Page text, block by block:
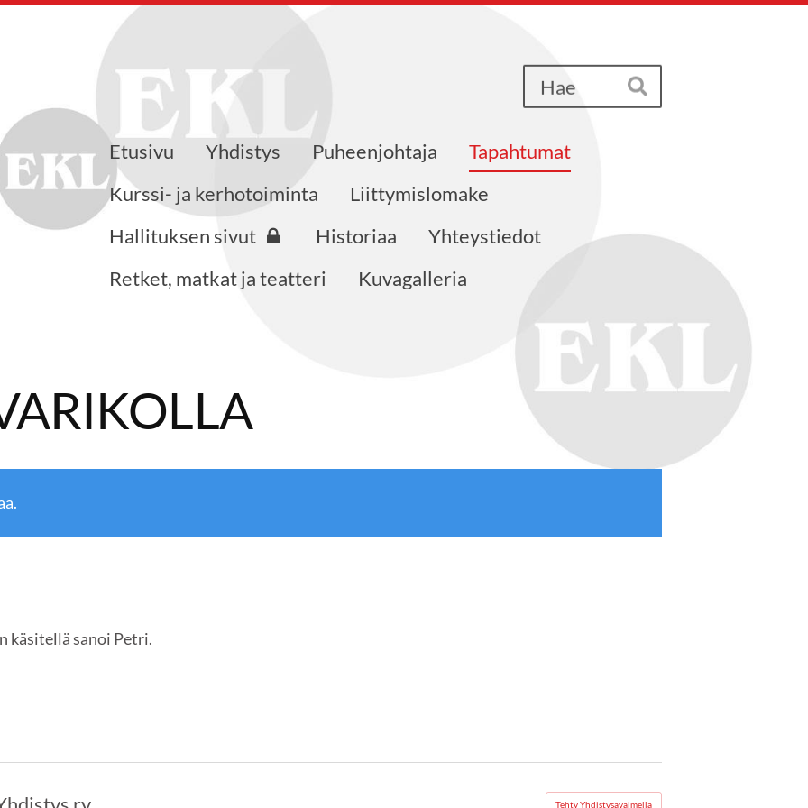
Hae
yhdistys
Etusivu Yhdistys Puheenjohtaja
Tapahtumat
Kurssi- ja kerhotoiminta
Liittymislomake
Hallituksen sivut
Historiaa
Yhteystiedot
Retket, matkat ja teatteri
Kuvagalleria
käsitellä sanoi Petri.
Tehty Yhdistysavaimella